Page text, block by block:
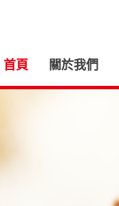
首頁 關於我們